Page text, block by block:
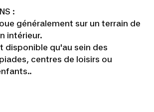
:
généralement sur un terrain de
intérieur.
disponible qu'au sein des
centres de loisirs ou